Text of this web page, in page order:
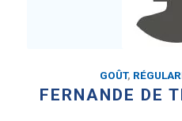
GOÛT,
FERNANDE DE